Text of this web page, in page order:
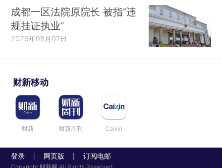
成都一区法院原院长 被指“违
规挂证执业”
2026年08月07日
财新移动
财新 财新周刊 Caixin
登录 网页版 订阅电邮